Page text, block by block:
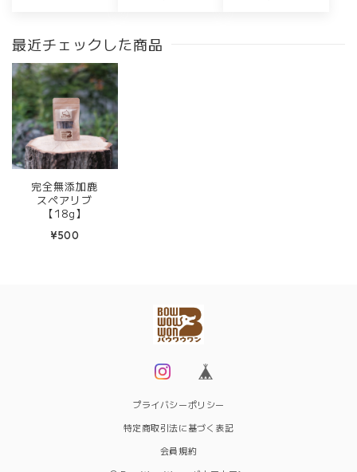
最近チェックした商品
完全無添加鹿
スペアリブ
【18g】
¥500
プライバシーポリシー
特定商取引法に基づく表記
会員規約